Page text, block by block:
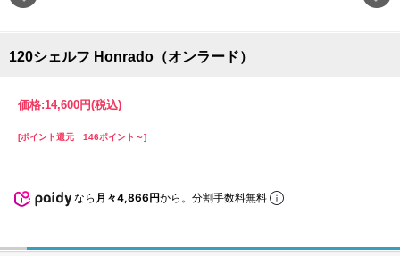
120シェルフ Honrado（オンラード）
価格:14,600円(税込)
[ポイント還元 146ポイント～]
なら 月々4,866円から。分割手数料無料